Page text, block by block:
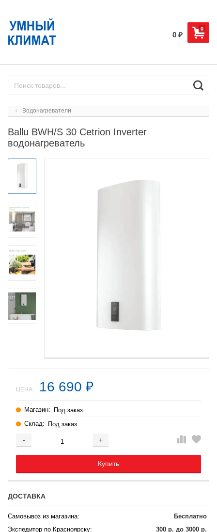
0
0 ₽
Водонагреватели
Ballu BWH/S 30 Cetrion Inverter
водонагреватель
ЦЕНА: 16 690 ₽
Магазин: Под заказ
Склад: Под заказ
- +
Добавляется...
Купить
Добавлен
ДОСТАВКА
Самовывоз из магазина:
Бесплатно
Экспедитор по Красноярску:
300 р. до 3000 р.